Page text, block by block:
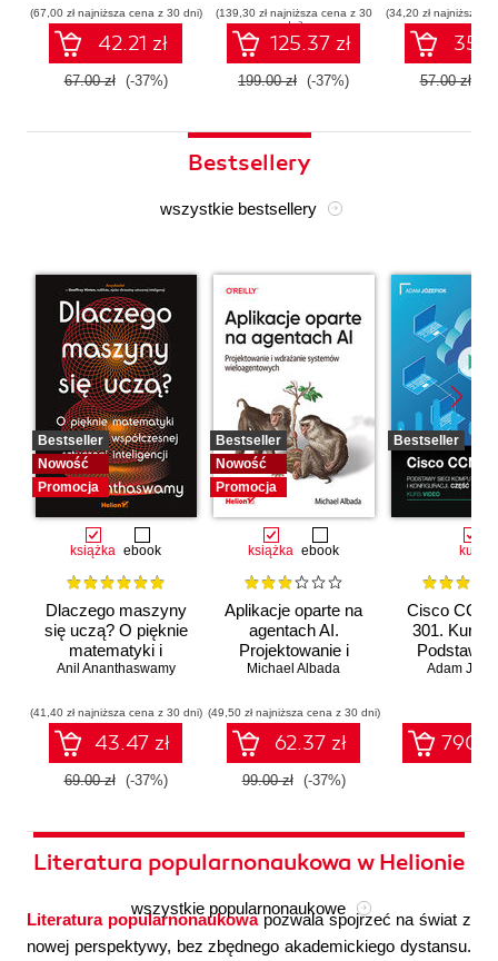
(67,00 zł najniższa cena z 30 dni)
42.21 zł
67.00 zł (-37%)
narzędzia i techniki
umożliwiające
konstruowanie
inteligentnych
systemów
(139,30 zł najniższa cena z 30
dni)
125.37 zł
199.00 zł (-37%)
(34,20 zł najniższa
57.00 zł
Bestsellery
wszystkie bestsellery
Bestseller
Nowość
Promocja
książka ebook
Dlaczego maszyny
się uczą? O pięknie
matematyki i
działaniu
sztucznej
Anil Ananthaswamy
(41,40 zł najniższa cena z 30 dni)
43.47 zł
69.00 zł (-37%)
Bestseller
Nowość
Promocja
książka ebook
Aplikacje oparte na
agentach AI.
Projektowanie i
wdrażanie
wieloagentowych
Michael Albada
(49,50 zł najniższa cena z 30 dni)
62.37 zł
99.00 zł (-37%)
Bestseller
kurs
Cisco
301. Kurs
Podstawy
Adam
Literatura popularnonaukowa w Helionie
Literatura popularnonaukowapozwala spojrzeć na świat z
nowej perspektywy, bez zbędnego akademickiego dystansu.
wszystkie popularnonaukowe